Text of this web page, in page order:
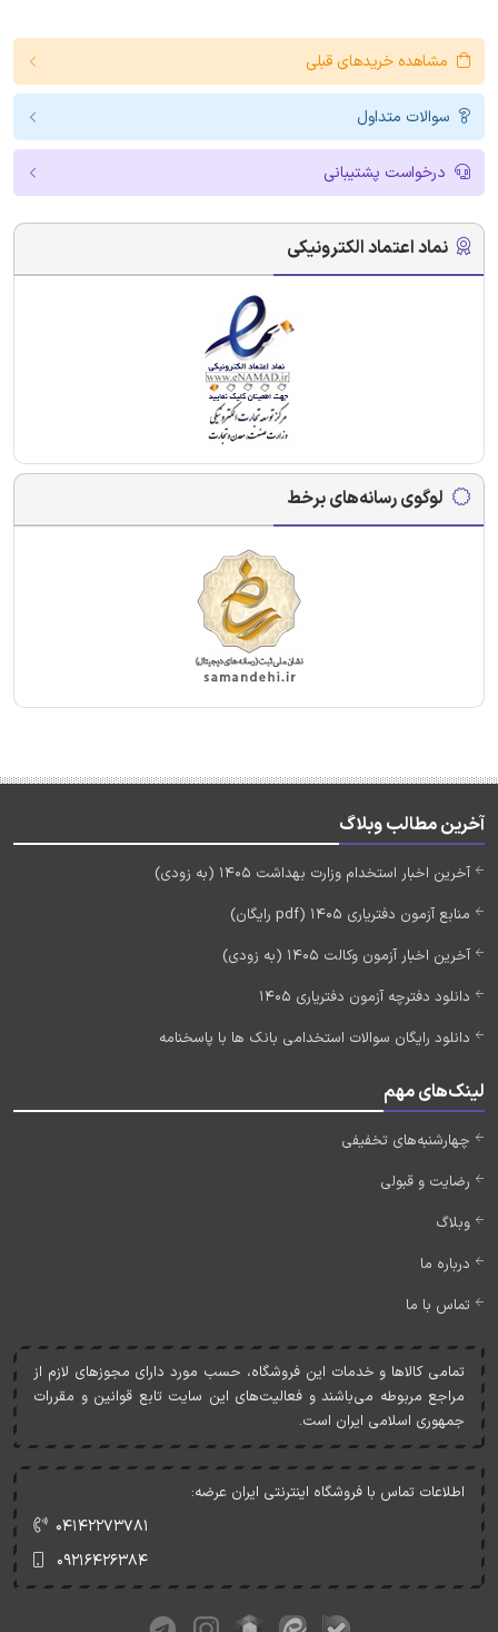
مشاهده خریدهای قبلی
سوالات متداول
درخواست پشتیبانی
نماد اعتماد الکترونیکی
لوگوی رسانه‌های برخط
آخرین مطالب وبلاگ
آخرین اخبار استخدام وزارت بهداشت 1405 (به زودی)
منابع آزمون دفتریاری 1405 (pdf رایگان)
آخرین اخبار آزمون وکالت 1405 (به زودی)
دانلود دفترچه آزمون دفتریاری 1405
دانلود رایگان سوالات استخدامی بانک ها با پاسخنامه
لینک‌های مهم
چهارشنبه‌های تخفیفی
رضایت و قبولی
وبلاگ
درباره ما
تماس با ما
تمامی کالاها و خدمات اين فروشگاه، حسب مورد دارای مجوزهای لازم از
مراجع مربوطه می‌باشند و فعاليت‌های اين سايت تابع قوانين و مقررات
جمهوری اسلامی ايران است.
اطلاعات تماس با فروشگاه اینترنتی ایران عرضه:
۰۴۱۴۲۲۷۳۷۸۱
۰۹۲۱۶۴۲۶۳۸۴